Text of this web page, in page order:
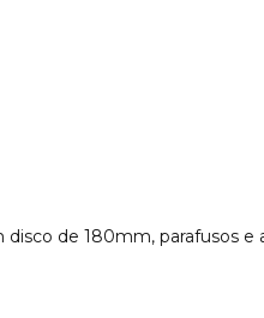
de 180mm, parafusos e